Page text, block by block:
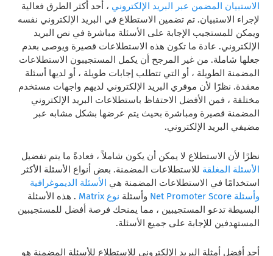
الاستبيان المضمن عبر البريد الإلكتروني ، أحد أكثر الطرق فعالية
لإجراء الاستبيان. تم تضمين الاستطلاع في البريد الإلكتروني نفسه
ويمكن للمستجيب الإجابة على الأسئلة مباشرة في نص البريد
الإلكتروني. عادة ما تكون هذه الاستطلاعات قصيرة ويوصى بعدم
جعلها شاملة. من غير المرجح أن يكمل المستجيبون الاستطلاعات
المضمنة الطويلة ، أو التي تتطلب إجابات طويلة ، أو لديها أسئلة
معقدة. نظرًا لأن موفري البريد الإلكتروني لديهم واجهات مستخدم
مختلفة ، فمن الأفضل الاحتفاظ باستطلاعات البريد الإلكتروني
المضمنة قصيرة ومباشرة بحيث يتم عرضها بشكل مشابه عبر
مضيفي البريد الإلكتروني.
نظرًا لأن الاستطلاع لا يمكن أن يكون شاملاً ، فعادةً ما يتم تفضيل
الأسئلة المغلقة للاستطلاعات المضمنة. بعض أنواع الأسئلة الأكثر
استخدامًا في الاستطلاعات المضمنة هي الأسئلة الديموغرافية
وأسئلة Net Promoter Score
وأسئلة نوع Matrix
. هذه الأسئلة
البسيطة تدعو المستجيبين ، مما يمنحك فرصة أفضل للمستجيبين
المستهدفين للإجابة على جميع الأسئلة.
أحد أفضل أمثلة البريد الإلكتروني للاستطلاع للأسئلة المضمنة هو